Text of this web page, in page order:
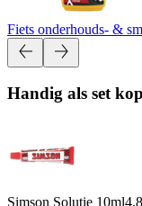
Fiets onderhouds- &
Handig als set
Simson Solutie 10ml